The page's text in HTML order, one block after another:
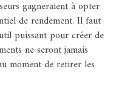
gagneraient à opter
de rendement. Il faut
puissant pour créer de
ne seront jamais
moment de retirer les